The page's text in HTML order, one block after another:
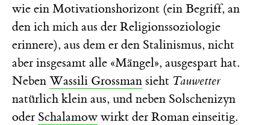
wie ein Motivationshorizont (ein Begriff, an
den ich mich aus der Religionssoziologie
erinnere), aus dem er den Stalinismus, nicht
aber insgesamt alle «Mängel», ausgespart hat.
Neben Wassili Grossman sieht Tauwetter
natürlich klein aus, und neben Solschenizyn
oder Schalamow wirkt der Roman einseitig.